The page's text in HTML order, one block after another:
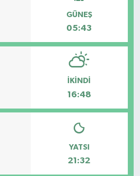
GÜNEŞ
05:43
İKINDI
16:48
YATSI
21:32